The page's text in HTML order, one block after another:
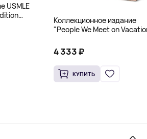
USMLE
Коллекционное издание
"People We Meet on
Hardcover
4 333 ₽
КУПИТЬ